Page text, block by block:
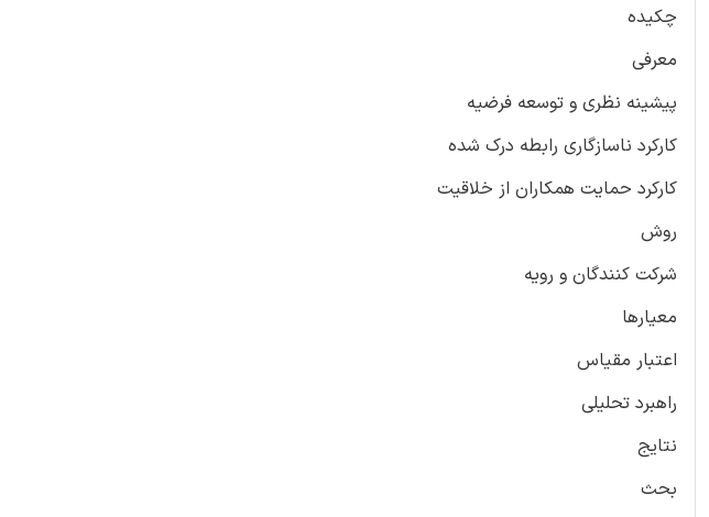
چکیده
معرفی
پیشینه نظری و توسعه فرضیه
کارکرد ناسازگاری رابطه درک شده
کارکرد حمایت همکاران از خلاقیت
روش
شرکت کنندگان و رویه
معیارها
اعتبار مقیاس
راهبرد تحلیلی
نتایج
بحث